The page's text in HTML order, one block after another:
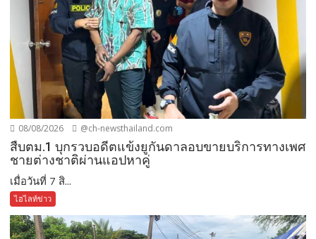
08/08/2026 @ch-newsthailand.com
สืบตม.1 บุกรวบอดีตแข้งยูกันดาลอบขายบริการทางเพศ
ชายต่างชาติผ่านแอปหาคู่
เมื่อวันที่ 7 สิ...
ไฮไลท์ข่าว